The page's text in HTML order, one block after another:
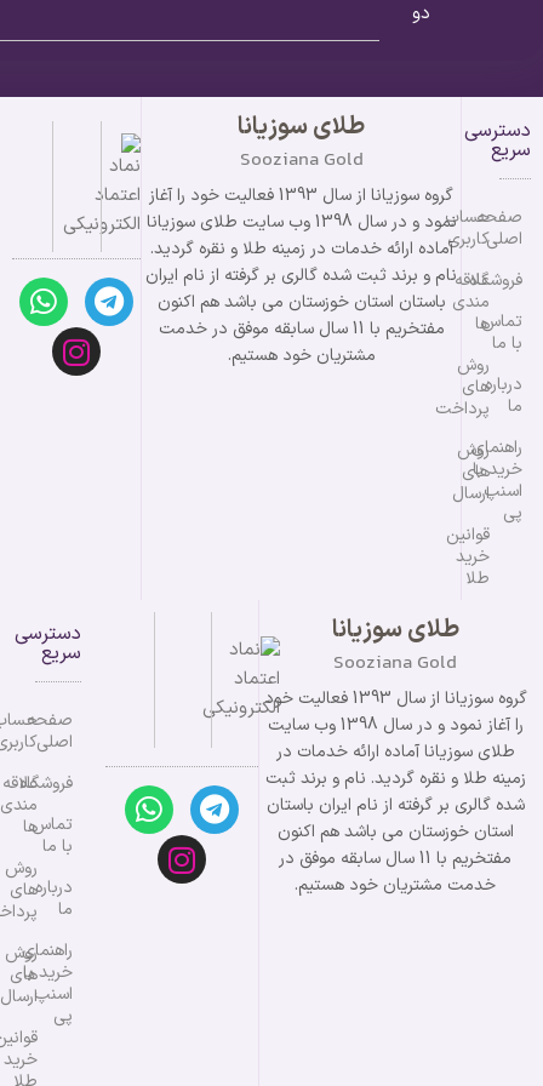
دو
دسترسی
سریع
صفحه
اصلی
فروشگاه
تماس
با ما
درباره
ما
راهنمای
خرید با
اسنپ
پی
حساب
کاربری
علاقه
مندی
ها
روش
های
پرداخت
روش
های
ارسال
قوانین
خرید
طلا
طلای سوزیانا
Sooziana Gold
گروه سوزیانا از سال 1393 فعالیت خود را آغاز
نمود و در سال 1398 وب سایت طلای سوزیانا
آماده ارائه خدمات در زمینه طلا و نقره گردید.
نام و برند ثبت شده گالری بر گرفته از نام ایران
باستان استان خوزستان می باشد هم اکنون
مفتخریم با 11 سال سابقه موفق در خدمت
مشتریان خود هستیم.
طلای سوزیانا
Sooziana Gold
گروه سوزیانا از سال 1393 فعالیت خود
را آغاز نمود و در سال 1398 وب سایت
طلای سوزیانا آماده ارائه خدمات در
زمینه طلا و نقره گردید. نام و برند ثبت
شده گالری بر گرفته از نام ایران باستان
استان خوزستان می باشد هم اکنون
مفتخریم با 11 سال سابقه موفق در
خدمت مشتریان خود هستیم.
دسترسی
سریع
صفحه
اصلی
فروشگاه
تماس
با ما
درباره
ما
راهنمای
خرید با
اسنپ
پی
علاقه
مندی
ها
روش
های
روش
های
ارسال
خرید